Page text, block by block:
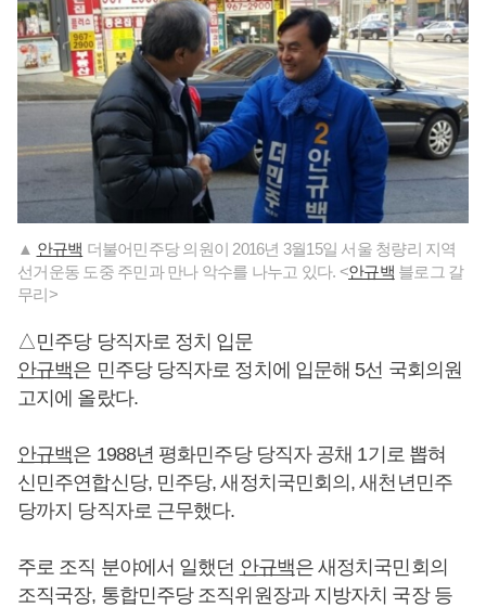
▲ 안규백 더불어민주당 의원이 2016년 3월15일 서울 청량리 지역
선거운동 도중 주민과 만나 악수를 나누고 있다. <안규백 블로그 갈
무리>
△민주당 당직자로 정치 입문
안규백은 민주당 당직자로 정치에 입문해 5선 국회의원
고지에 올랐다.
안규백은 1988년 평화민주당 당직자 공채 1기로 뽑혀
신민주연합신당, 민주당, 새정치국민회의, 새천년민주
당까지 당직자로 근무했다.
주로 조직 분야에서 일했던 안규백은 새정치국민회의
조직국장, 통합민주당 조직위원장과 지방자치 국장 등